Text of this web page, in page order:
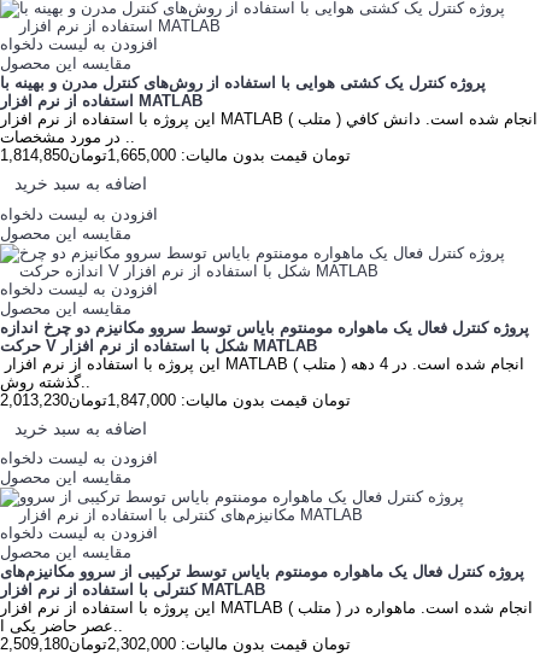
افزودن به لیست دلخواه
مقایسه این محصول
پروژه کنترل یک کشتی هوایی با استفاده از روش‌های کنترل مدرن و بهینه با
استفاده از نرم افزار MATLAB
این پروژه با استفاده از نرم افزار MATLAB ( متلب ) انجام شده است. دانش كافي
در مورد مشخصات ..
1,814,850تومان قیمت بدون مالیات: 1,665,000تومان
اضافه به سبد خرید
افزودن به لیست دلخواه
مقایسه این محصول
افزودن به لیست دلخواه
مقایسه این محصول
پروژه کنترل فعال یک ماهواره مومنتوم بایاس توسط سروو مکانیزم‌ دو چرخ اندازه
حرکت V شکل با استفاده از نرم افزار MATLAB
گذشته روش‌..
2,013,230تومان قیمت بدون مالیات: 1,847,000تومان
اضافه به سبد خرید
افزودن به لیست دلخواه
مقایسه این محصول
افزودن به لیست دلخواه
مقایسه این محصول
پروژه کنترل فعال یک ماهواره مومنتوم بایاس توسط ترکیبی از سروو مکانیزم‌های
کنترلی با استفاده از نرم افزار MATLAB
این پروژه با استفاده از نرم افزار MATLAB ( متلب ) انجام شده است. ماهواره در
عصر حاضر یکی ا..
2,509,180تومان قیمت بدون مالیات: 2,302,000تومان